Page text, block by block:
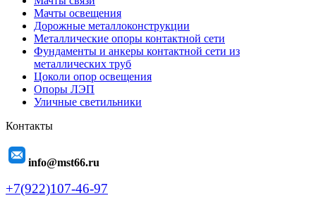
Мачты освещения
Дорожные металлоконструкции
Металлические опоры контактной сети
Фундаменты и анкеры контактной сети из
металлических труб
Цоколи опор освещения
Опоры ЛЭП
Уличные светильники
Контакты
info@mst66.ru
+7(922)107-46-97